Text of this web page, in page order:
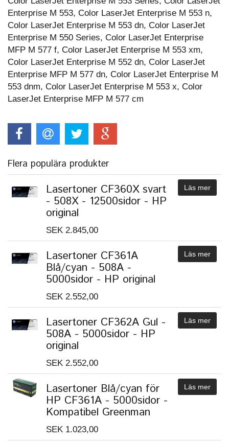
Enterprise M 553, Color LaserJet Enterprise M 553 n,
Color LaserJet Enterprise M 553 dn, Color LaserJet
Enterprise M 550 Series, Color LaserJet Enterprise
MFP M 577 f, Color LaserJet Enterprise M 553 xm,
Color LaserJet Enterprise M 552 dn, Color LaserJet
Enterprise MFP M 577 dn, Color LaserJet Enterprise M
553 dnm, Color LaserJet Enterprise M 553 x, Color
LaserJet Enterprise MFP M 577 cm
Flera populära produkter
Lasertoner CF360X svart
- 508X - 12500sidor - HP
original
SEK 2.845,00
Läs mer
Lasertoner CF361A
Blå/cyan - 508A -
5000sidor - HP original
SEK 2.552,00
Läs mer
Lasertoner CF362A Gul -
508A - 5000sidor - HP
original
SEK 2.552,00
Läs mer
Lasertoner Blå/cyan för
HP CF361A - 5000sidor -
Kompatibel Greenman
SEK 1.023,00
Läs mer